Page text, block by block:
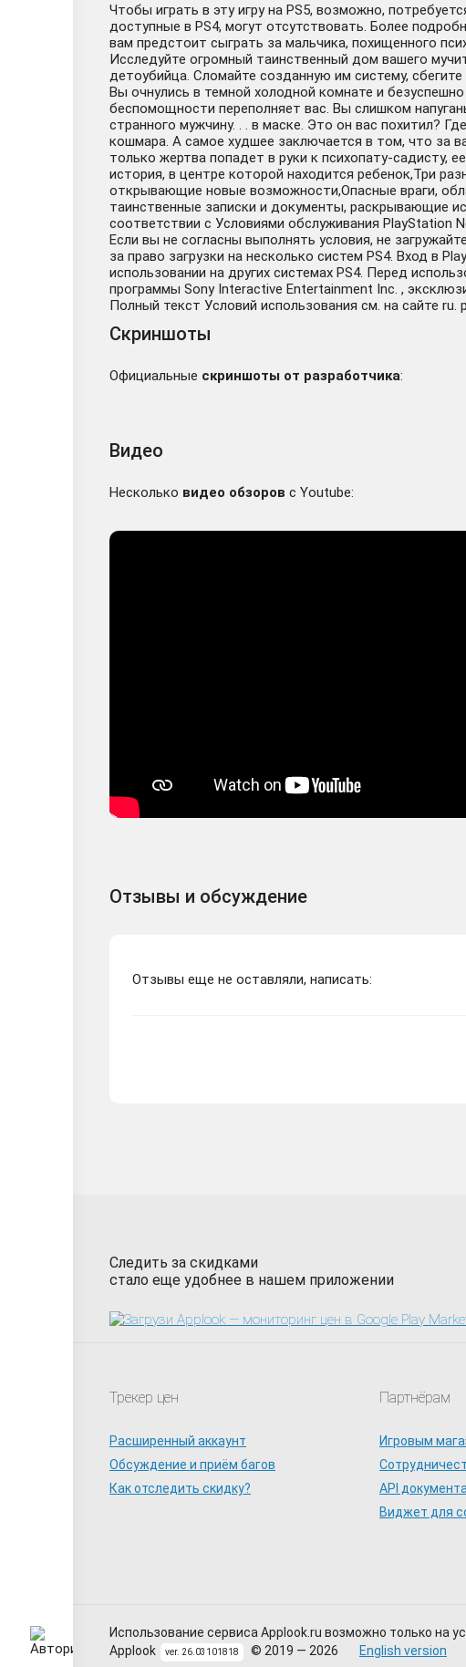
Чтобы играть в эту игру на PS5, возможно,
доступные в PS4, могут отсутствовать. Более
вам предстоит сыграть за мальчика, похищенного
Исследуйте огромный таинственный дом вашего
детоубийца. Сломайте созданную им систему,
Вы очнулись в темной холодной комнате и
беспомощности переполняет вас. Вы слишком
странного мужчину. . . в маске. Это он вас похитил?
кошмара. А самое худшее заключается в том, что за
только жертва попадет в руки к психопату-садисту,
история, в центре которой находится ребенок,Три
открывающие новые возможности,Опасные враги,
таинственные записки и документы, раскрывающие
соответствии с Условиями обслуживания
Если вы не согласны выполнять условия, не
за право загрузки на несколько систем PS4. Вход в
использовании на других системах PS4. Перед
программы Sony Interactive Entertainment Inc. ,
Полный текст Условий использования см. на сайте ru.
Скриншоты
Официальные скриншоты от разработчика:
Видео
Несколько видео обзоров с Youtube:
Отзывы и обсуждение
Отзывы еще не оставляли, написать:
Следить за скидками
стало еще удобнее в нашем приложении
Трекер цен
Расширенный аккаунт
Обсуждение и приём багов
Как отследить скидку?
Партнёрам
Игровым
API
Виджет для
Использование сервиса Applook.ru возможно только на
Applook ver. 26.03101818 © 2019 — 2026 English version